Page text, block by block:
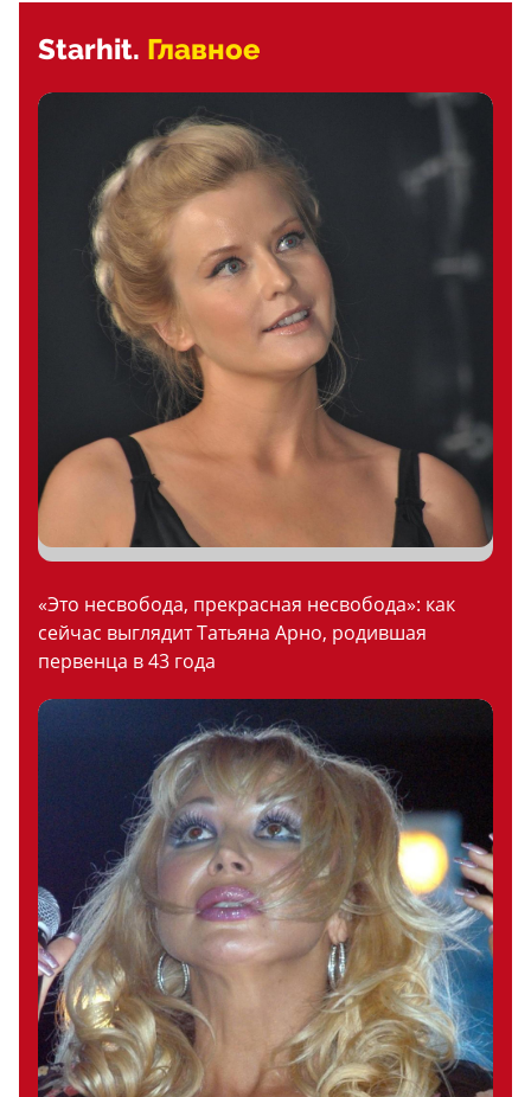
Starhit. Главное
«Это несвобода, прекрасная несвобода»: как
сейчас выглядит Татьяна Арно, родившая
первенца в 43 года